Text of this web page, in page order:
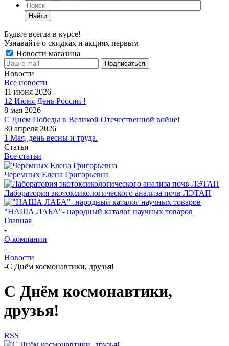
Найти
Будьте всегда в курсе!
Узнавайте о скидках и акциях первым
Новости магазина
Новости
Все новости
11 июня 2026
12 Июня День России !
8 мая 2026
С Днем Победы в Великой Отечественной войне!
30 апреля 2026
1 Мая, день весны и труда.
Статьи
Все статьи
Черемных Елена Григорьевна
Лаборатория экотоксикологического анализа почв ЛЭТАП
"НАША ЛАБА"- народный каталог научных товаров
Главная
-
О компании
-
Новости
-С Днём космонавтики, друзья!
С Днём космонавтики,
друзья!
RSS